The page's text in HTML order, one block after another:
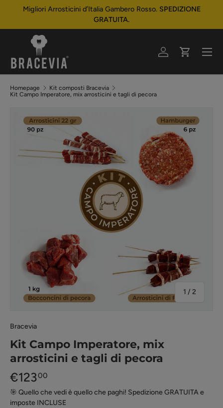
Migliori Arrosticini d’Italia Gambero Rosso. SPEDIZIONE
GRATUITA.
AccediCarrello
Menu
Homepage
Kit composti Bracevia
Kit Campo Imperatore, mix arrosticini e tagli di pecora
1 / di
2
Bracevia
Kit Campo Imperatore, mix
arrosticini e tagli di pecora
€12300
🎯 Quello che vedi è quello che paghi! Spedizione GRATUITA e
imposte INCLUSE